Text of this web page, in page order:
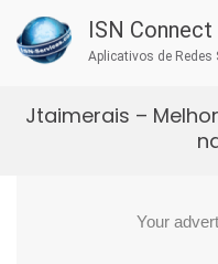
content
ISN Connect
Aplicativos de Redes
Jtaimerais –